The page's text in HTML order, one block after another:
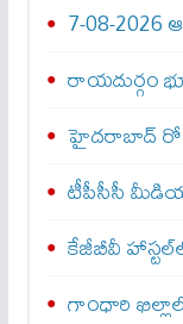
7-08-2026
రాయదుర్గం
హైదరాబాద్
టీపీసీసీ
కేజీబీవీ
గాంధారి